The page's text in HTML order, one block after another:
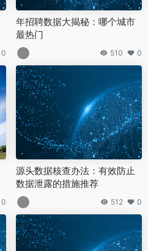
0
年招聘数据大揭秘：哪个城市
最热门
510 0
0
源头数据核查办法：有效防止
数据泄露的措施推荐
512 0